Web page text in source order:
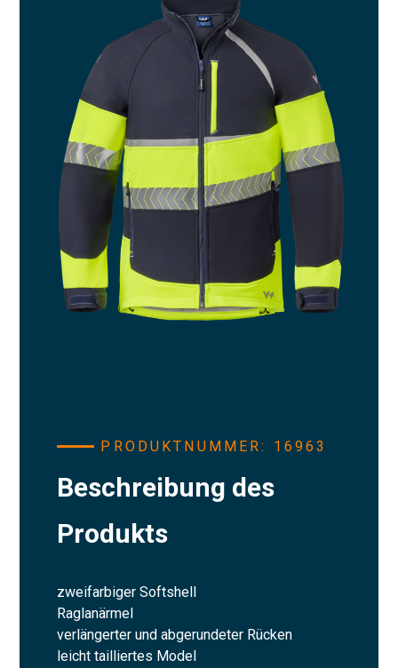
PRODUKTNUMMER: 16963
Beschreibung des
Produkts
zweifarbiger Softshell
Raglanärmel
verlängerter und abgerundeter Rücken
leicht tailliertes Model